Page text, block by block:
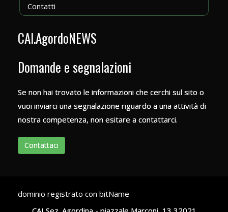
Contatti
CAI.AgordoNEWS
Domande e segnalazioni
Se non hai trovato le informazioni che cerchi sul sito o
vuoi inviarci una segnalazione riguardo a una attività di
nostra competenza, non esitare a contattarci.
Contattaci
dominio registrato con bitName